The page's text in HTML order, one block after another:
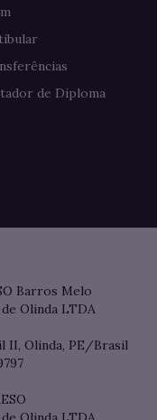
de Diploma
Barros Melo
Olinda LTDA
II, Olinda, PE/Brasil